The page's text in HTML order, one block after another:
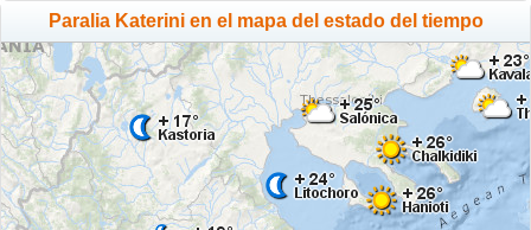
Paralia Katerini en el mapa del estado del tiempo